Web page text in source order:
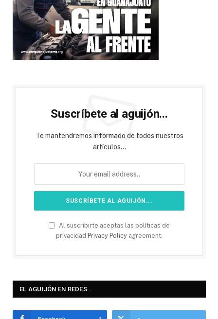
Suscríbete al aguijón...
Te mantendremos informado de todos nuestros
artículos...
Al suscribirte aceptas las políticas de
privacidad Privacy Policy agreement.
EL AGUIJÓN EN REDES…